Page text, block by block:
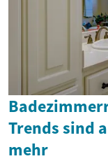
Trends sind
mehr